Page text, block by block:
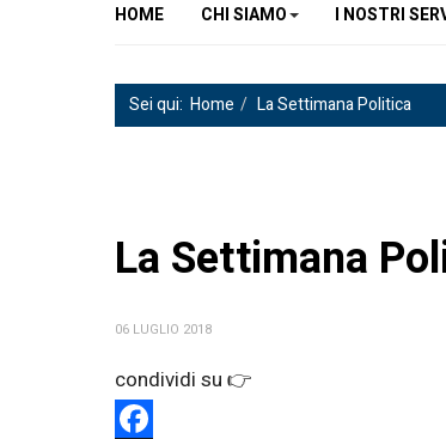
HOME CHI SIAMO I NOSTRI
Sei qui: Home La Settimana Politica
La Settimana
06 LUGLIO 2018